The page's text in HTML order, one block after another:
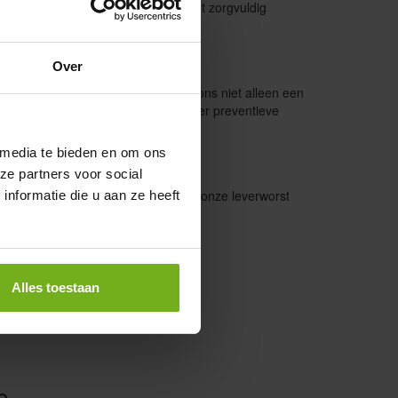
Over
te bieden en om ons
partners voor social
die u aan ze heeft
Alles toestaan
van leverworst. Vervaardigd met zorgvuldig
smaak en traditie.
varkens uit Vechtdal bieden ons niet alleen een
respect voor dierenwelzijn, zonder preventieve
leverworst.
tot aan een rijkelijke boterham, onze leverworst